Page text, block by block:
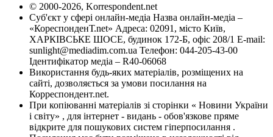
© 2000-2026, Korrespondent.net
Суб'єкт у сфері онлайн-медіа Назва онлайн-медіа –
«КореспонденТ.net» Адреса: 02091, місто Київ,
ХАРКІВСЬКЕ ШОСЕ, будинок 172-Б, офіс 208/1 E-mail:
sunlight@mediadim.com.ua Телефон: 044-205-43-00
Ідентифікатор медіа – R40-06068
Використання будь-яких матеріалів, розміщених на
сайті, дозволяється за умови посилання на
Корреспондент.net.
При копіюванні матеріалів зі сторінки « Новини України
і світу» , для інтернет - видань - обов'язкове пряме
відкрите для пошукових систем гіперпосилання .